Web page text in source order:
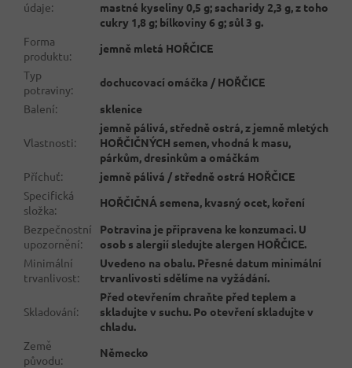
údaje:
mastné kyseliny 0,5 g; sacharidy 2,3 g, z toho
cukry 1,8 g; bílkoviny 6 g; sůl 3 g.
Forma
produktu:
jemně mletá HOŘČICE
Typ
potraviny:
dochucovací omáčka / HOŘČICE
Balení: sklenice
Vlastnosti:
jemně pálivá, středně ostrá, z jemně mletých
HOŘČIČNÝCH semen, vhodná k masu,
párkům, dresinkům a omáčkám
Příchuť:
jemně pálivá / středně ostrá HOŘČICE
Specifická
složka:
HOŘČIČNÁ semena, kvasný ocet, koření
Bezpečnostní
upozornění:
Potravina je připravena ke konzumaci. U
osob s alergií sledujte alergen HOŘČICE.
Minimální
trvanlivost:
Uvedeno na obalu. Přesné datum minimální
trvanlivosti sdělíme na vyžádání.
Skladování:
Před otevřením chraňte před teplem a
skladujte v suchu. Po otevření skladujte v
chladu.
Země
původu:
Německo